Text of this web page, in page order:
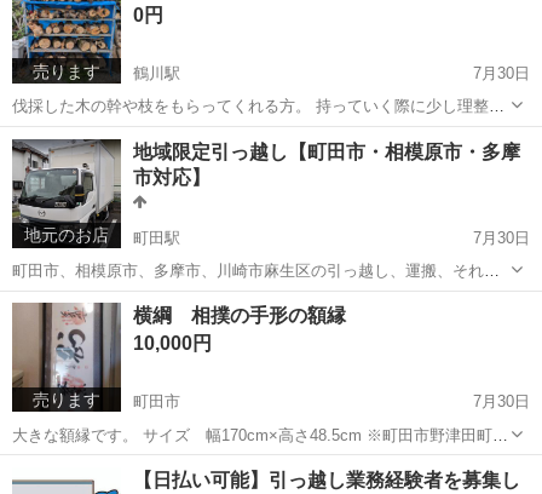
一般家庭のお客様が多いので、挨...
売ります
0円
鶴川駅
7月30日
伐採した木の幹や枝をもらってくれる方。 持っていく際に少し理整頓
していただける方を優先させていただきます。早いもの勝ちなりま
す。 薪になりそうなものや幹や木の枝がまだまだあります。 当社は便
利屋で定期的に木の伐採はのお...
東京 町田市 鶴川駅 その他 場所
地元のお店
地域限定引っ越し【町田市・相模原市・多摩
市対応】
町田駅
7月30日
町田市、相模原市、多摩市、川崎市麻生区の引っ越し、運搬、それに
伴う不用品の買取りなどに対応します。 弊社は地域密着の便利屋【困
りごと解決本舗】です。 ホームページはこちら https://komarigoto-...
東京 町田市 町田駅 引っ越し 格安
売ります
横綱 相撲の手形の額縁
10,000円
町田市
7月30日
大きな額縁です。 サイズ 幅170cm×高さ48.5cm ※町田市野津田町に
取りに来れる方
家具 額縁
【日払い可能】引っ越し業務経験者を募集し